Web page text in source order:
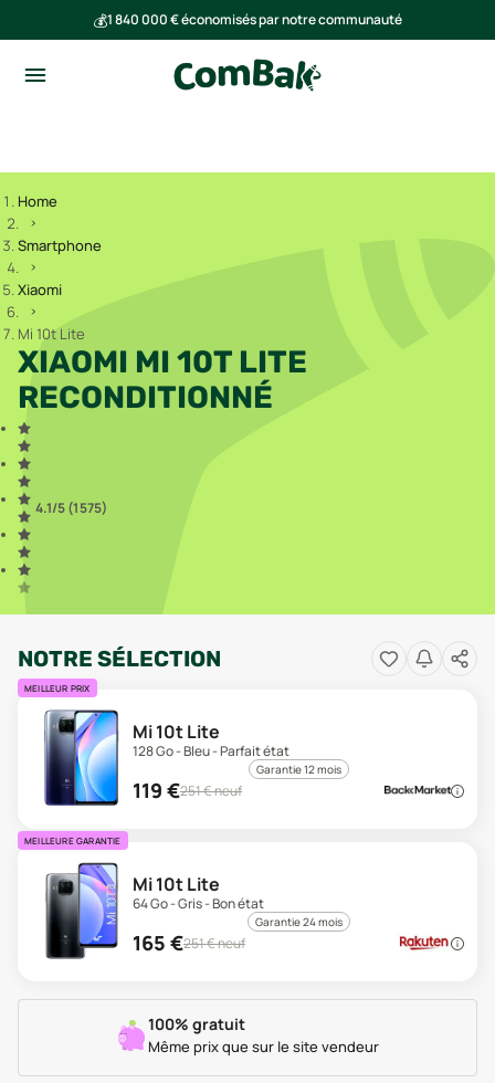
💰1 840 000 € économisés par notre communauté
Home
Smartphone
Xiaomi
Mi 10t Lite
XIAOMI MI 10T LITE
RECONDITIONNÉ
4.1/5 (1 575)
NOTRE SÉLECTION
MEILLEUR PRIX
Mi 10t Lite
128 Go - Bleu - Parfait état
Garantie 12 mois
119 €251€ neuf
MEILLEURE GARANTIE
Mi 10t Lite
64 Go - Gris - Bon état
Garantie 24 mois
165 €251€ neuf
100% gratuit
Même prix que sur le site vendeur